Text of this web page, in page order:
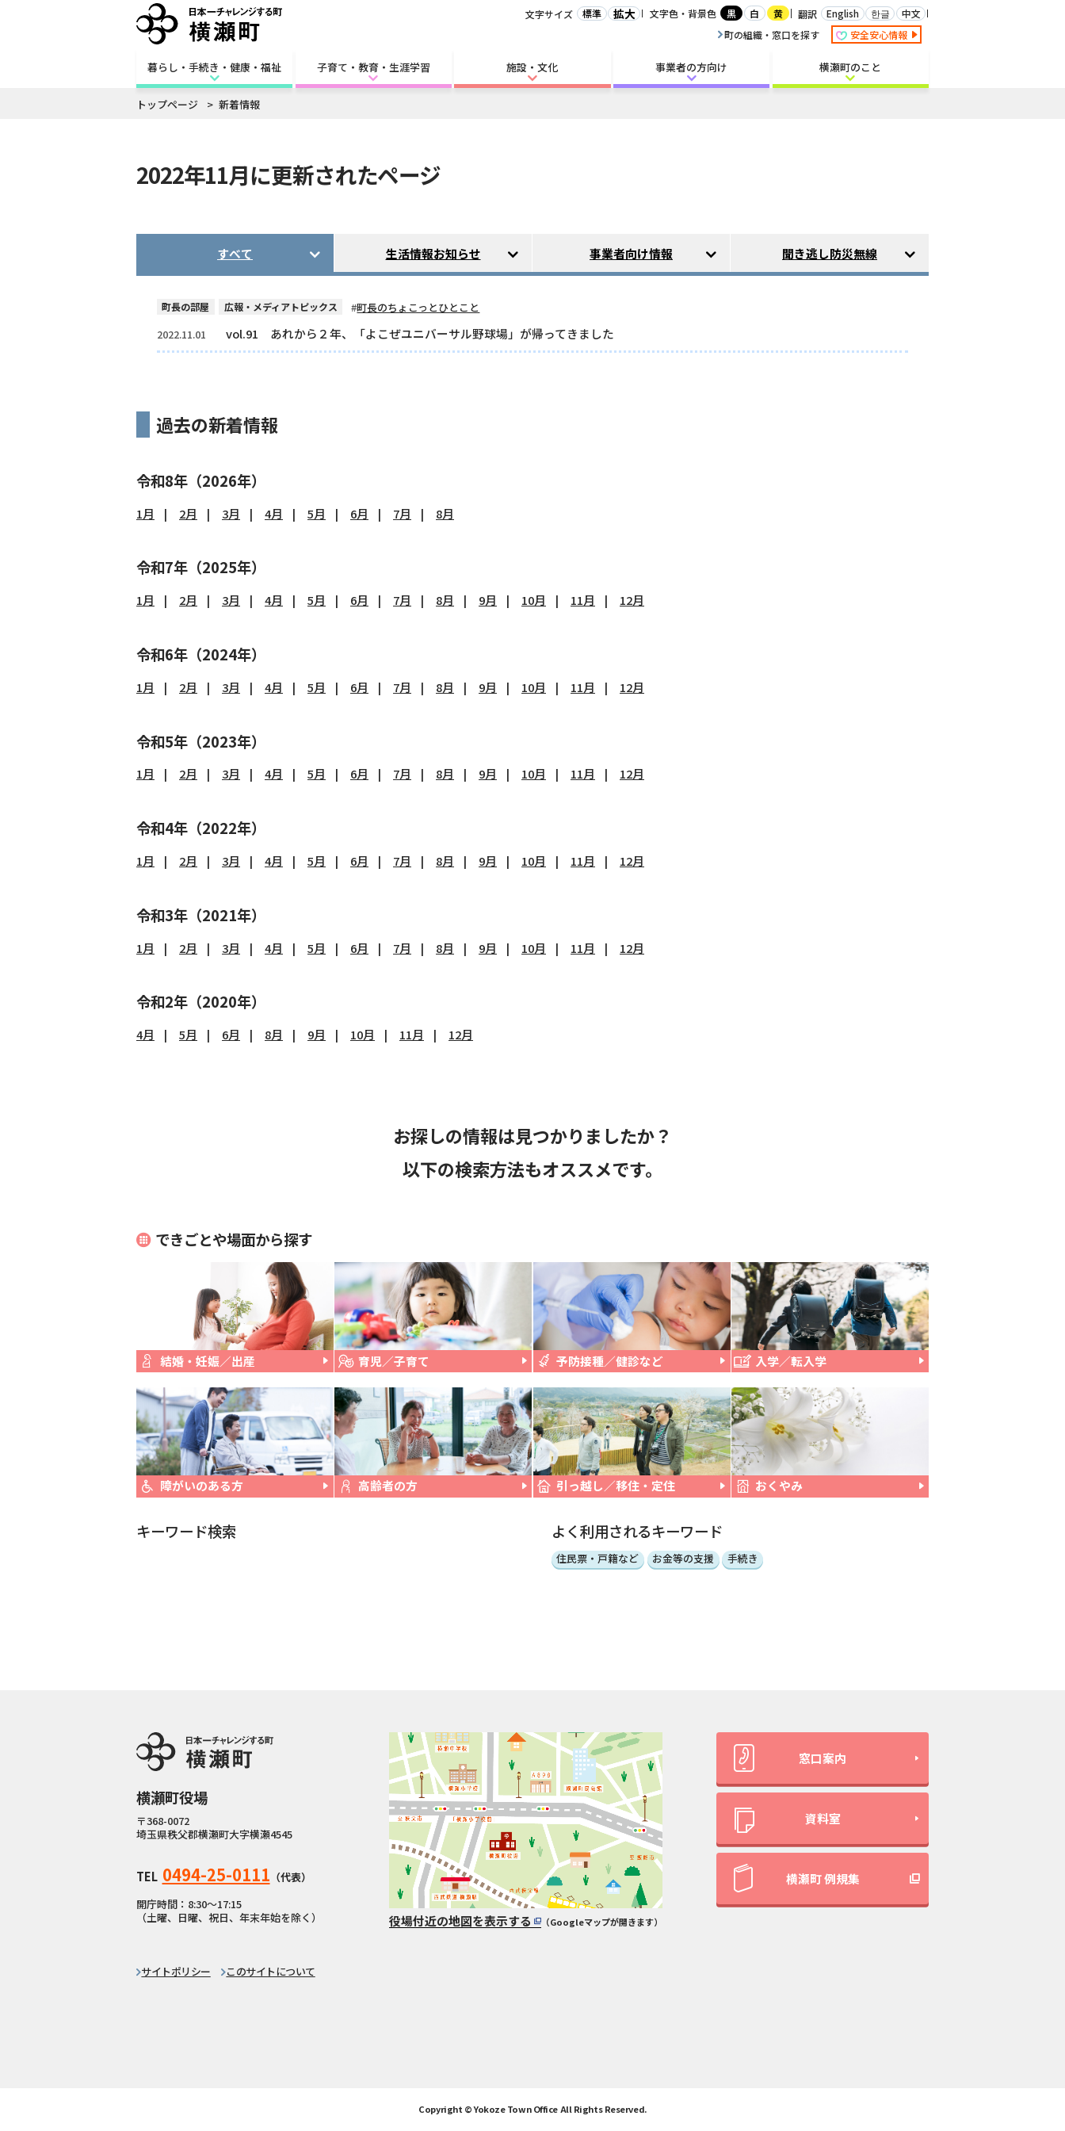
文字サイズ 標準 拡大 文字色・背景色 黒 白 黄 翻訳 English 한글
中文
町の組織・窓口を探す
安全安心情報
暮らし・手続き・健康・福祉 子育て・教育・生涯学習 施設・文化 事業者の方向け 横瀬町のこと
トップページ 新着情報
2022年11月に更新されたページ
すべて 生活情報お知らせ 事業者向け情報 聞き逃し防災無線
町長の部屋 広報・メディアトピックス
2022.11.01
町長のちょこっとひとこと
vol.91 あれから２年、「よこぜユニバーサル野球場」が帰ってきました
過去の新着情報
令和8年（2026年）
1月 2月 3月 4月 5月 6月 7月 8月
令和7年（2025年）
1月 2月 3月 4月 5月 6月 7月 8月 9月 10月 11月 12月
令和6年（2024年）
1月 2月 3月 4月 5月 6月 7月 8月 9月 10月 11月 12月
令和5年（2023年）
1月 2月 3月 4月 5月 6月 7月 8月 9月 10月 11月 12月
令和4年（2022年）
1月 2月 3月 4月 5月 6月 7月 8月 9月 10月 11月 12月
令和3年（2021年）
1月 2月 3月 4月 5月 6月 7月 8月 9月 10月 11月 12月
令和2年（2020年）
4月 5月 6月 8月 9月 10月 11月 12月
お探しの情報は見つかりましたか？
以下の検索方法もオススメです。
できごとや場面から探す
結婚・妊娠／出産 育児／子育て 予防接種／健診など 入学／転入学
障がいのある方 高齢者の方 引っ越し／移住・定住 おくやみ
キーワード検索 よく利用されるキーワード
住民票・戸籍など お金等の支援 手続き
横瀬町役場
〒368-0072
埼玉県秩父郡横瀬町大字横瀬4545
TEL 0494-25-0111 （代表）
開庁時間：8:30〜17:15
（土曜、日曜、祝日、年末年始を除く）
役場付近の地図を表示する （Googleマップが開きます）
窓口案内
資料室
横瀬町 例規集
サイトポリシー このサイトについて
Copyright © Yokoze Town Office All Rights Reserved.